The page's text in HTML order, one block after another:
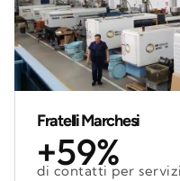
Fratelli Marchesi
+59%
di contatti per